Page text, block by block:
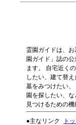
霊園ガイドは、
園ガイド」誌の
ます。 自宅近く
したい、建て替
墓をみつけたい
園を探したい、
見つけるための機
●主なリンク
ト